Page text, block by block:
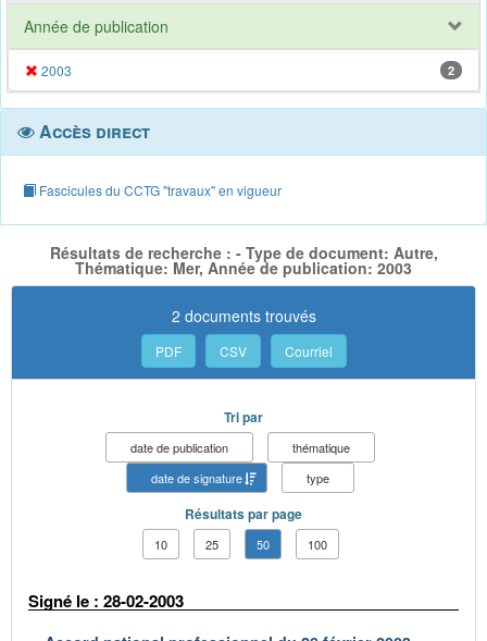
Année de publication
2003 2
Accès direct
Fascicules du CCTG "travaux" en vigueur
Résultats de recherche : - Type de document: Autre,
Thématique: Mer, Année de publication: 2003
2 documents trouvés
PDF CSV Courriel
Tri par
date de publication
thématique
date de signature
type
Résultats par page
10 25 50 100
Signé le : 28-02-2003